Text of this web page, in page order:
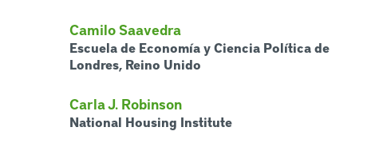
Camilo Saavedra
Escuela de Economía y Ciencia Política de
Londres, Reino Unido
Carla J. Robinson
National Housing Institute